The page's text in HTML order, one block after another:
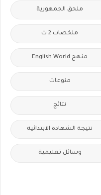
ملحق الجمهورية
ملخصات 2 ث
منهج English World
منوعات
نتائج
نتيجة الشهادة الابتدائية
وسائل تعليمية